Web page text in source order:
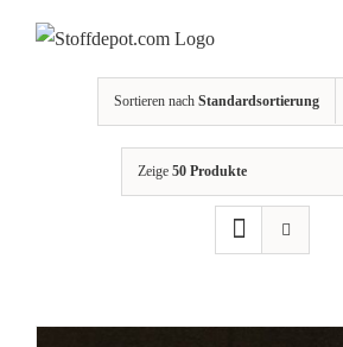
Sortieren nach Standardsortierung
Zeige 50 Produkte